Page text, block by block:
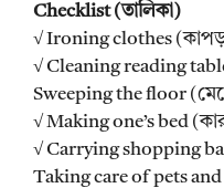
Checklist (তালিকা)
√ Ironing clothes (কাপড়
√ Cleaning reading
Sweeping the floor
√ Making one’s bed
√ Carrying shopping
Taking care of pets and